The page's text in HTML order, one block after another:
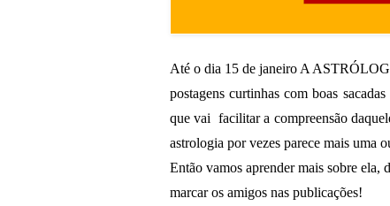
Até o dia 15 de janeiro A
postagens curtinhas com boas
que vai facilitar a compreensão
astrologia por vezes parece mais uma
Então vamos aprender mais sobre ela,
marcar os amigos nas publicações!